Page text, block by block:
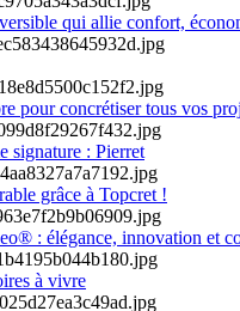
qui allie confort,
pour concrétiser tous vos
signature : Pierret
grâce à Topcret !
: élégance, innovation et
à vivre